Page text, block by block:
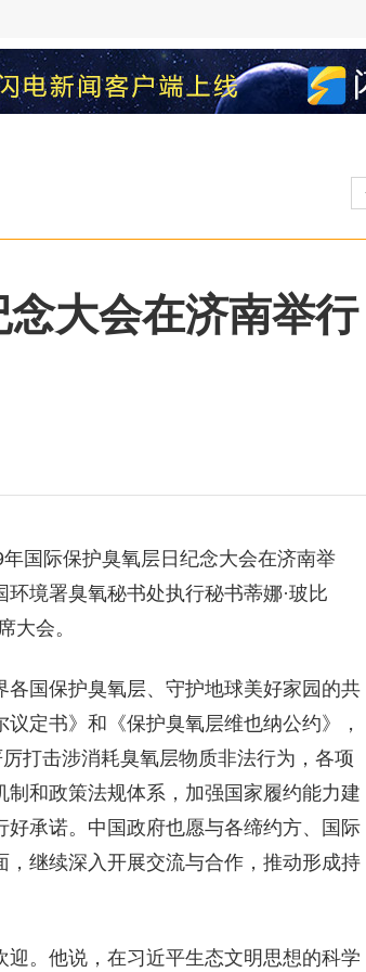
大会在济南举
国际保护臭氧层日纪念大会在济南举
境署臭氧秘书处执行秘书蒂娜·玻比
大会。
国保护臭氧层、守护地球美好家园的共
定书》和《保护臭氧层维也纳公约》，
打击涉消耗臭氧层物质非法行为，各项
和政策法规体系，加强国家履约能力建
承诺。中国政府也愿与各缔约方、国际
继续深入开展交流与合作，推动形成持
。他说，在习近平生态文明思想的科学